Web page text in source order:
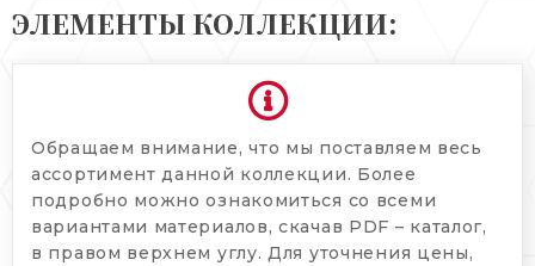
ЭЛЕМЕНТЫ КОЛЛЕКЦИИ:
Обращаем внимание, что мы поставляем весь
ассортимент данной коллекции. Более
подробно можно ознакомиться со всеми
вариантами материалов, скачав PDF – каталог,
в правом верхнем углу. Для уточнения цены,